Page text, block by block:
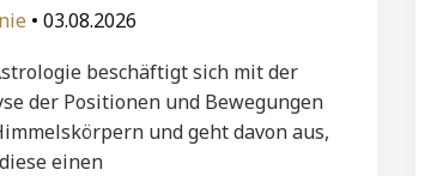
• 03.08.2026
beschäftigt sich mit der
der Positionen und Bewegungen
und geht davon aus,
einen